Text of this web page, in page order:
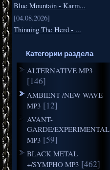
Blue Mountain - Karm...
[04.08.2026]
Thinning The Herd - ...
Категории раздела
ALTERNATIVE MP3
[146]
AMBIENT /NEW WAVE
MP3 [12]
AVANT-
GARDE/EXPERIMENTAL
MP3 [59]
BLACK METAL
+/SYMPHO MP3 [462]